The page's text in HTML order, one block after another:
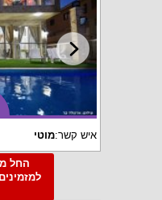
איש קשר:מוטי